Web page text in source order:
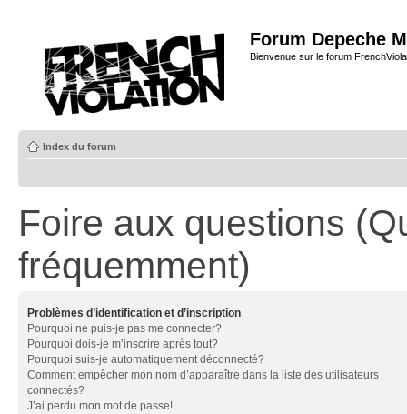
Forum Depeche
Bienvenue sur le forum
Index du forum
Foire aux questions
fréquemment)
Problèmes d’identification et d’inscription
Pourquoi ne puis-je pas me connecter?
Pourquoi dois-je m’inscrire après tout?
Pourquoi suis-je automatiquement déconnecté?
Comment empêcher mon nom d’apparaître dans la liste des utilisateurs
connectés?
J’ai perdu mon mot de passe!